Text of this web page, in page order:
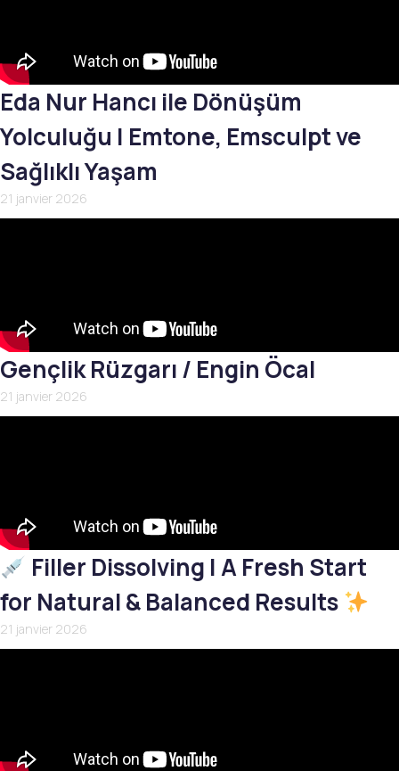
Eda Nur Hancı ile Dönüşüm
Yolculuğu | Emtone, Emsculpt ve
Sağlıklı Yaşam
21 janvier 2026
Gençlik Rüzgarı / Engin Öcal
21 janvier 2026
Filler Dissolving | A Fresh Start
for Natural & Balanced Results
21 janvier 2026